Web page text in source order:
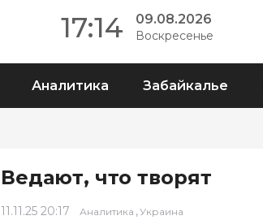
17:14 09.08.2026
Воскресенье
Аналитика Забайкалье
Ведают, что творят
11.11.25 20:17 Аналитика ,Украина